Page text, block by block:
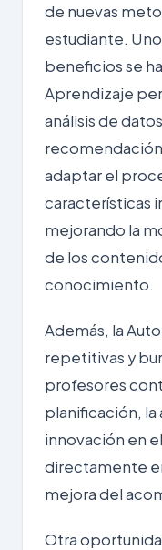
de nuevas
estudiante.
beneficios se
Aprendizaje
análisis de
adaptar el
características
mejorando la
de los
conocimiento.
Además, la
repetitivas y
profesores
planificación, la
innovación en
directamente
mejora del
Otra